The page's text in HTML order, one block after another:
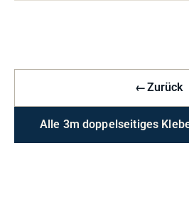
←Zurück
Alle 3m doppelseitiges